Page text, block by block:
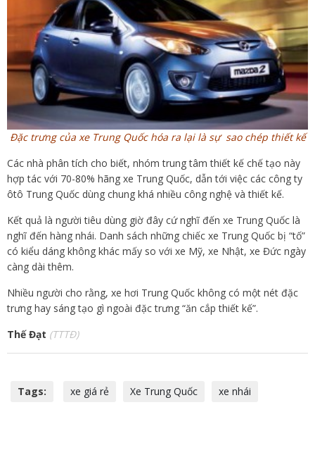
Đặc trưng của xe Trung Quốc hóa ra lại là sự sao chép thiết kế
Các nhà phân tích cho biết, nhóm trung tâm thiết kế chế tạo này
hợp tác với 70-80% hãng xe Trung Quốc, dẫn tới việc các công ty
ôtô Trung Quốc dùng chung khá nhiều công nghệ và thiết kế.
Kết quả là người tiêu dùng giờ đây cứ nghĩ đến xe Trung Quốc là
nghĩ đến hàng nhái. Danh sách những chiếc xe Trung Quốc bị “tố”
có kiểu dáng không khác mấy so với xe Mỹ, xe Nhật, xe Đức ngày
càng dài thêm.
Nhiều người cho rằng, xe hơi Trung Quốc không có một nét đặc
trưng hay sáng tạo gì ngoài đặc trưng “ăn cắp thiết kế”.
Thế Đạt (TTTĐ)
Tags: xe giá rẻ Xe Trung Quốc xe nhái